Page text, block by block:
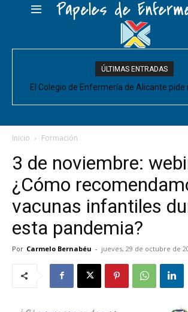
Papeles de
ÚLTIMAS ENTRADAS
El Colegio de Enfermería de Alicante pide
y CESM-CV
Inicio Formación
3 de noviembre:
¿Cómo
vacunas infantiles
esta pandemia?
Por Carmelo Bernabéu - jueves, 29 de octubre de